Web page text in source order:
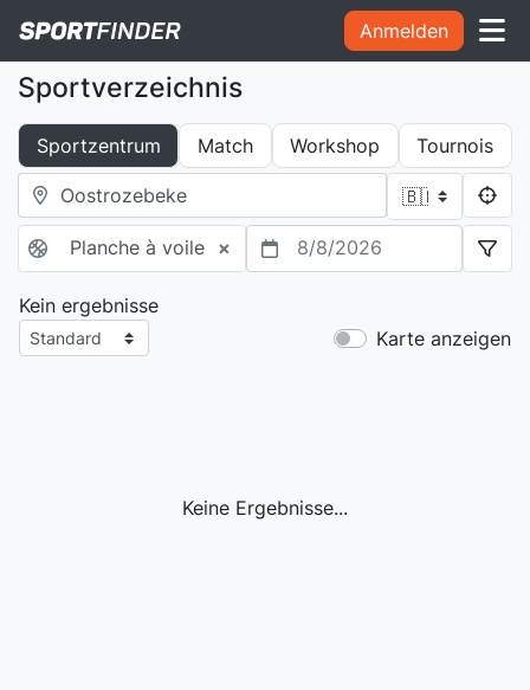
Anmelden
Sportverzeichnis
Sportzentrum Match Workshop Tournois
×
Planche à voile 8/8/2026
Kein ergebnisse
Karte anzeigen
Keine Ergebnisse...